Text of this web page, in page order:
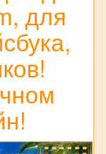
для